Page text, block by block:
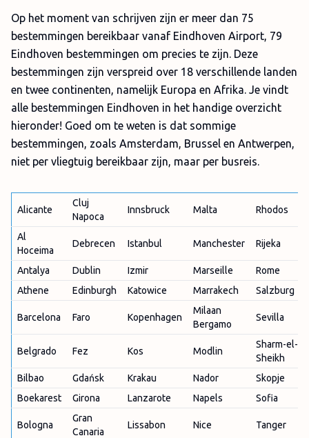
Op het moment van schrijven zijn er meer dan 75
bestemmingen bereikbaar vanaf Eindhoven Airport, 79
Eindhoven bestemmingen om precies te zijn. Deze
bestemmingen zijn verspreid over 18 verschillende landen
en twee continenten, namelijk Europa en Afrika. Je vindt
alle bestemmingen Eindhoven in het handige overzicht
hieronder! Goed om te weten is dat sommige
bestemmingen, zoals Amsterdam, Brussel en Antwerpen,
niet per vliegtuig bereikbaar zijn, maar per busreis.
Alicante
Cluj
Napoca
Innsbruck Malta Rhodos
Al
Hoceima
Debrecen Istanbul Manchester Rijeka
Antalya Dublin Izmir Marseille
Rome
Athene
Edinburgh Katowice Marrakech Salzburg
Barcelona Faro Kopenhagen
Milaan
Bergamo
Sevilla
Belgrado Fez Kos Modlin
Sharm-el-
Sheikh
Bilbao
Gdańsk Krakau Nador
Skopje
Boekarest
Girona Lanzarote Napels Sofia
Bologna
Gran
Canaria
Lissabon Nice Tanger